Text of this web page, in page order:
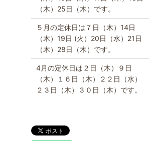
（木）25日（木）です。
５月の定休日は７日（木）14日
（木）19日 (火）20日（水）21日
（木）28日（木）です。
4月の定休日は２日（木）９日
（木）１６日（木）２２日（水）
２３日（木）３０日（木）です。